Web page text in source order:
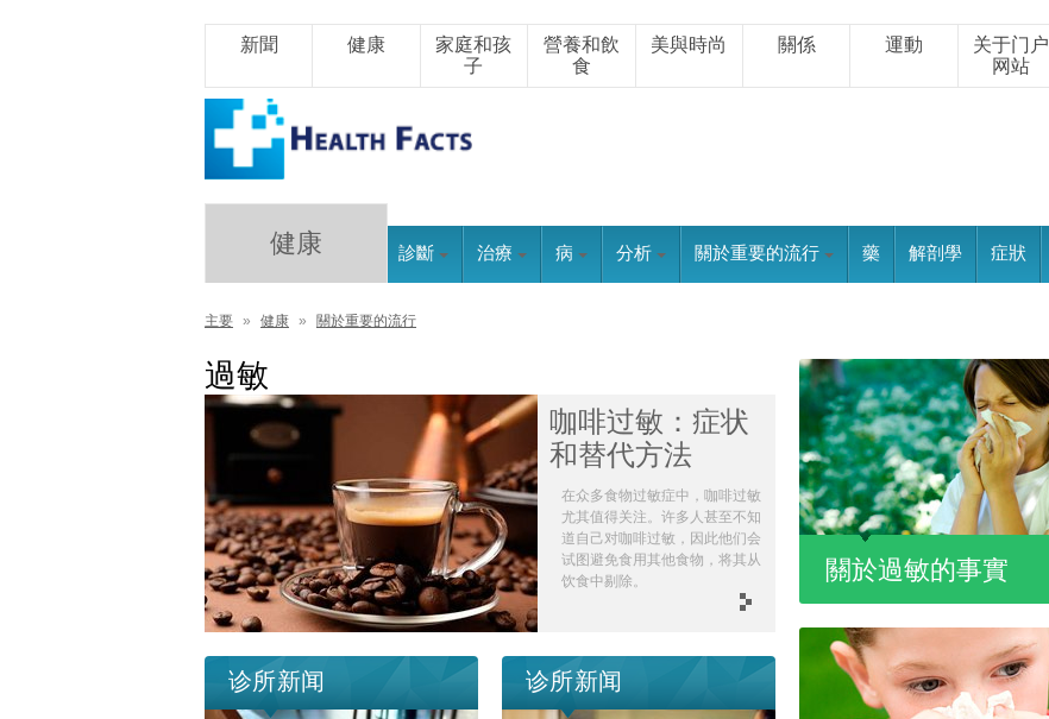
新聞 健康
家庭和孩
子
營養和飲
食
美與時尚 關係 運動
关于门户
网站
健康 診斷 治療 病 分析 關於重要的流行 藥 解剖學 症狀
主要 » 健康 » 關於重要的流行
過敏
咖啡过敏：症状
和替代方法
在众多食物过敏症中，咖啡过敏
尤其值得关注。许多人甚至不知
道自己对咖啡过敏，因此他们会
试图避免食用其他食物，将其从
饮食中剔除。
诊所新闻 诊所新闻
關於過敏的事實